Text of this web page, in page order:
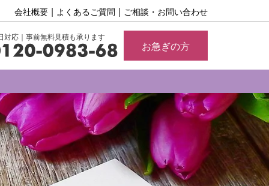
ご相談・お問い合わせ
よくあるご質問
会社概要
対応｜事前無料見積も承ります
お急ぎの方